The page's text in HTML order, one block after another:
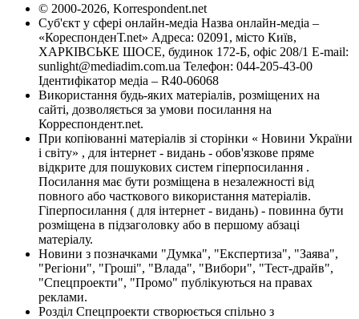
© 2000-2026, Korrespondent.net
Суб'єкт у сфері онлайн-медіа Назва онлайн-медіа –
«КореспонденТ.net» Адреса: 02091, місто Київ,
ХАРКІВСЬКЕ ШОСЕ, будинок 172-Б, офіс 208/1 E-mail:
sunlight@mediadim.com.ua Телефон: 044-205-43-00
Ідентифікатор медіа – R40-06068
Використання будь-яких матеріалів, розміщених на
сайті, дозволяється за умови посилання на
Корреспондент.net.
При копіюванні матеріалів зі сторінки « Новини України
і світу» , для інтернет - видань - обов'язкове пряме
відкрите для пошукових систем гіперпосилання .
Посилання має бути розміщена в незалежності від
повного або часткового використання матеріалів.
Гіперпосилання ( для інтернет - видань) - повинна бути
розміщена в підзаголовку або в першому абзаці
матеріалу.
Новини з позначками "Думка", "Експертиза", "Заява",
"Регіони", "Гроші", "Влада", "Вибори", "Тест-драйв",
"Спецпроекти", "Промо" публікуються на правах
реклами.
Розділ Спецпроекти створюється спільно з